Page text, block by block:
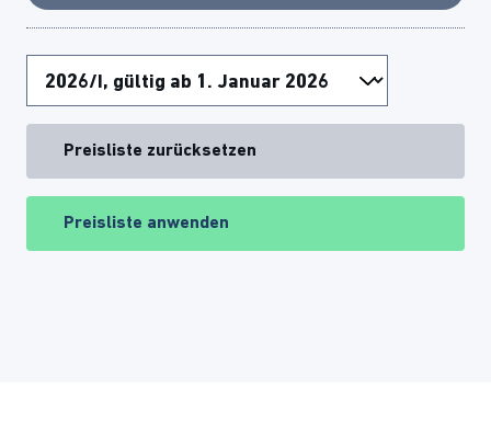
Preisliste zurücksetzen
Preisliste anwenden